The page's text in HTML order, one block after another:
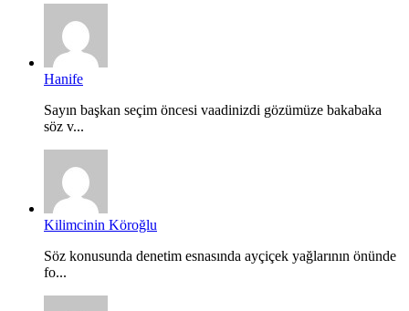
Hanife
Sayın başkan seçim öncesi vaadinizdi gözümüze bakabaka
söz v...
Kilimcinin Köroğlu
Söz konusunda denetim esnasında ayçiçek yağlarının önünde
fo...